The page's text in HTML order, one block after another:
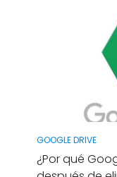
GOOGLE DRIVE
¿Por qué